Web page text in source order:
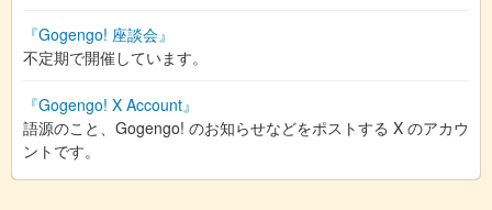
『Gogengo! 座談会』
不定期で開催しています。
『Gogengo! X Account』
語源のこと、Gogengo! のお知らせなどをポストする X のアカウ
ントです。